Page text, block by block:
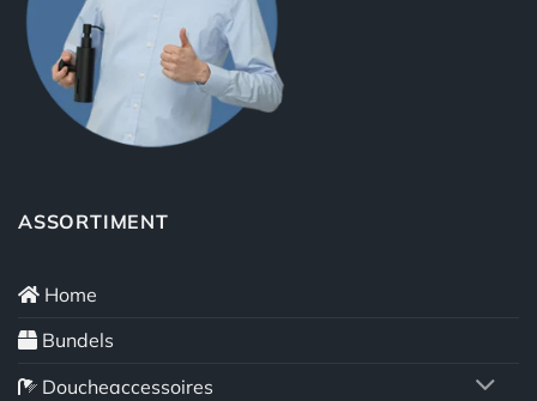
ASSORTIMENT
Home
Bundels
Doucheaccessoires